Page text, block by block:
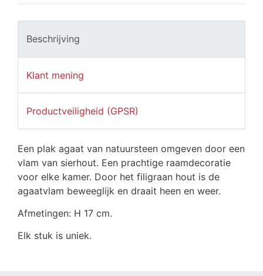
Beschrijving
Klant mening
Productveiligheid (GPSR)
Een plak agaat van natuursteen omgeven door een
vlam van sierhout. Een prachtige raamdecoratie
voor elke kamer. Door het filigraan hout is de
agaatvlam beweeglijk en draait heen en weer.
Afmetingen: H 17 cm.
Elk stuk is uniek.